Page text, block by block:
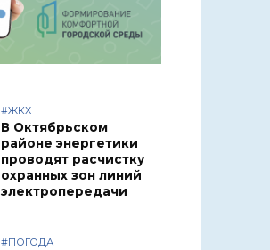
#ЖКХ
В Октябрьском
районе энергетики
проводят расчистку
охранных зон линий
электропередачи
#ПОГОДА